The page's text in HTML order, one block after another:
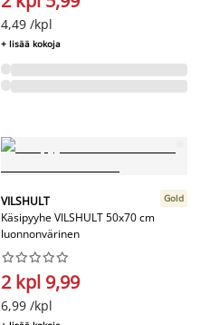
4,49 /kpl
+ lisää kokoja
VILSHULT
Käsipyyhe VILSHULT 50x70 cm
luonnonvärinen
Gold






2 kpl 9,99
6,99 /kpl